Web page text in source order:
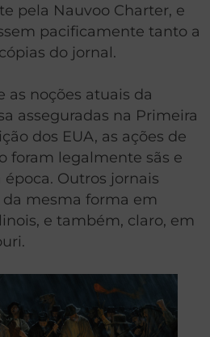
pela Nauvoo Charter, e
pacificamente tanto a
do jornal.
as noções atuais da
asseguradas na Primeira
dos EUA, as ações de
foram legalmente sãs e
Outros jornais
mesma forma em
e também, claro, em